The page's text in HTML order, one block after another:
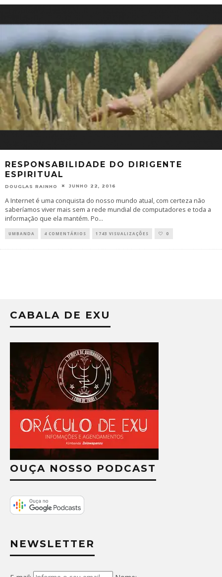
RESPONSABILIDADE DO DIRIGENTE
ESPIRITUAL
DOUGLAS RAINHO JUNHO 22, 2016
A Internet é uma conquista do nosso mundo atual, com certeza não
saberíamos viver mais sem a rede mundial de computadores e toda a
informação que ela mantém. Po...
UMBANDA 4 COMENTÁRIOS 1743 VISUALIZAÇÕES 0
CABALA DE EXU
OUÇA NOSSO PODCAST
NEWSLETTER